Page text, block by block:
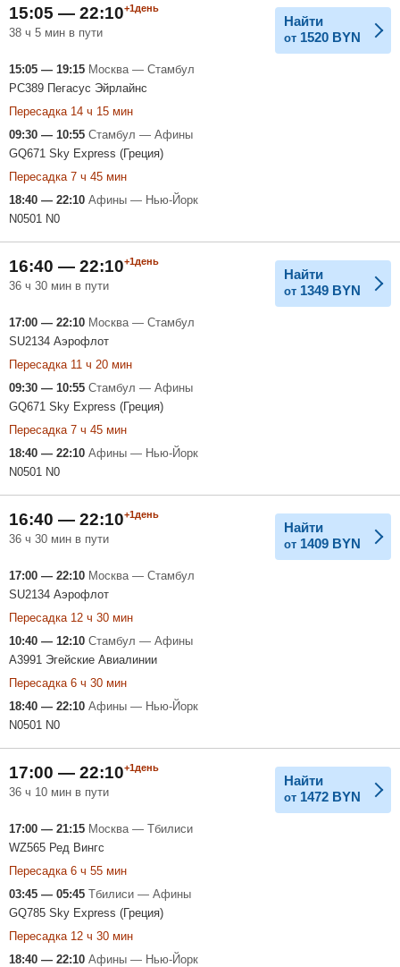
15:05 — 22:10+1день
38 ч 5 мин в пути
Найти
от 1520 BYN
15:05 — 19:15 Москва — Стамбул
PC389 Пегасус Эйрлайнс
Пересадка 14 ч 15 мин
09:30 — 10:55 Стамбул — Афины
GQ671 Sky Express (Греция)
Пересадка 7 ч 45 мин
18:40 — 22:10 Афины — Нью-Йорк
N0501 N0
16:40 — 22:10+1день
36 ч 30 мин в пути
Найти
от 1349 BYN
17:00 — 22:10 Москва — Стамбул
SU2134 Аэрофлот
Пересадка 11 ч 20 мин
09:30 — 10:55 Стамбул — Афины
GQ671 Sky Express (Греция)
Пересадка 7 ч 45 мин
18:40 — 22:10 Афины — Нью-Йорк
N0501 N0
16:40 — 22:10+1день
36 ч 30 мин в пути
Найти
от 1409 BYN
17:00 — 22:10 Москва — Стамбул
SU2134 Аэрофлот
Пересадка 12 ч 30 мин
10:40 — 12:10 Стамбул — Афины
A3991 Эгейские Авиалинии
Пересадка 6 ч 30 мин
18:40 — 22:10 Афины — Нью-Йорк
N0501 N0
17:00 — 22:10+1день
36 ч 10 мин в пути
Найти
от 1472 BYN
17:00 — 21:15 Москва — Тбилиси
WZ565 Ред Вингс
Пересадка 6 ч 55 мин
03:45 — 05:45 Тбилиси — Афины
GQ785 Sky Express (Греция)
Пересадка 12 ч 30 мин
18:40 — 22:10 Афины — Нью-Йорк